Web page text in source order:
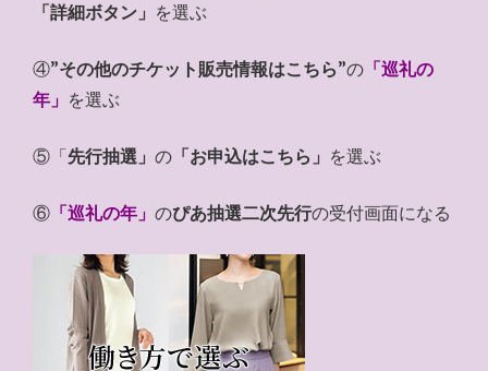
「詳細ボタン」 を選ぶ
④”その他のチケット販売情報はこちら”の 「巡礼の
年」 を選ぶ
⑤「先行抽選」 の 「お申込はこちら」 を選ぶ
⑥ 「巡礼の年」 のぴあ抽選二次先行の受付画面になる